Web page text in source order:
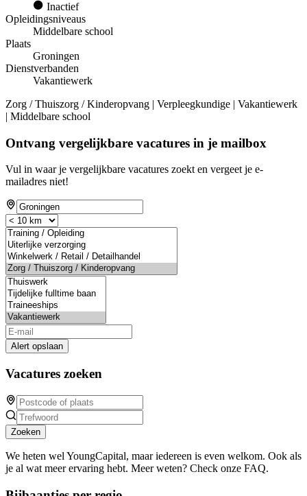
Inactief
Opleidingsniveaus
Middelbare school
Plaats
Groningen
Dienstverbanden
Vakantiewerk
Zorg / Thuiszorg / Kinderopvang | Verpleegkundige | Vakantiewerk
| Middelbare school
Ontvang vergelijkbare vacatures in je mailbox
Vul in waar je vergelijkbare vacatures zoekt en vergeet je e-
mailadres niet!
Alert opslaan
Vacatures zoeken
Zoeken
We heten wel YoungCapital, maar iedereen is even welkom. Ook als
je al wat meer ervaring hebt. Meer weten? Check onze FAQ.